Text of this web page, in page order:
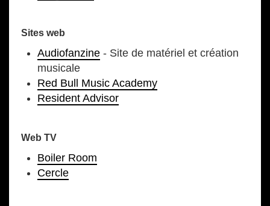
Sites web
Audiofanzine - Site de matériel et création
musicale
Red Bull Music Academy
Resident Advisor
Web TV
Boiler Room
Cercle